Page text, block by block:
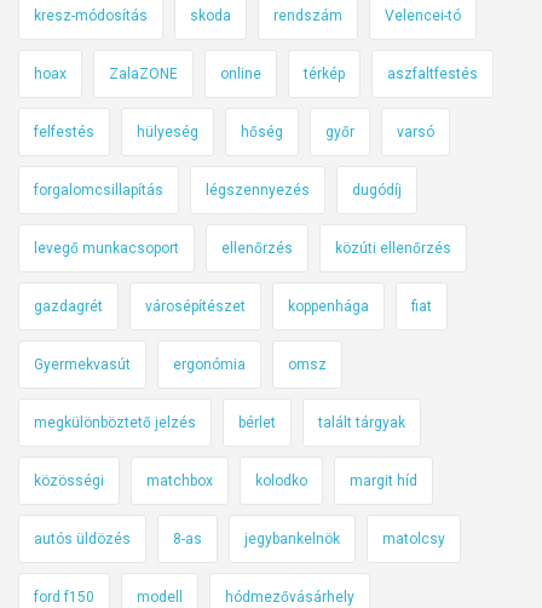
kresz-módosítás skoda rendszám Velencei-tó
hoax ZalaZONE online térkép aszfaltfestés
felfestés hülyeség hőség győr varsó
forgalomcsillapítás légszennyezés dugódíj
levegő munkacsoport ellenőrzés közúti ellenőrzés
gazdagrét városépítészet koppenhága fiat
Gyermekvasút ergonómia omsz
megkülönböztető jelzés bérlet talált tárgyak
közösségi matchbox kolodko margit híd
autós üldözés 8-as jegybankelnök matolcsy
ford f150 modell hódmezővásárhely